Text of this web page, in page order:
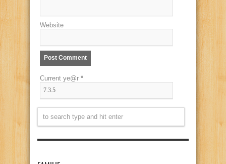
Website
Current ye@r *